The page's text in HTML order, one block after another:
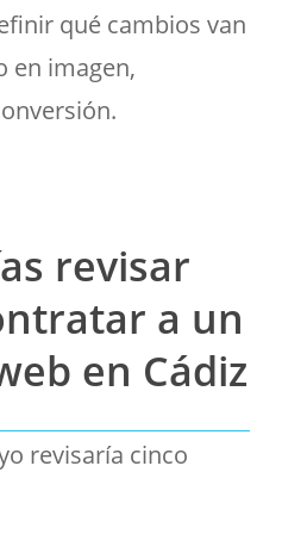
qué cambios van
en imagen,
revisar
a un
en Cádiz
revisaría cinco